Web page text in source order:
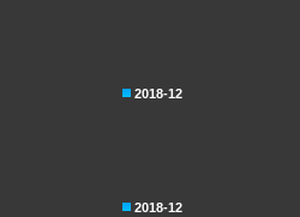
2018-12
2018-12